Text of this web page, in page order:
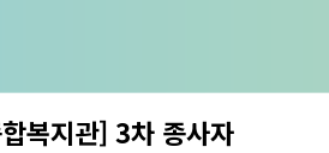
복지관] 3차 종사자